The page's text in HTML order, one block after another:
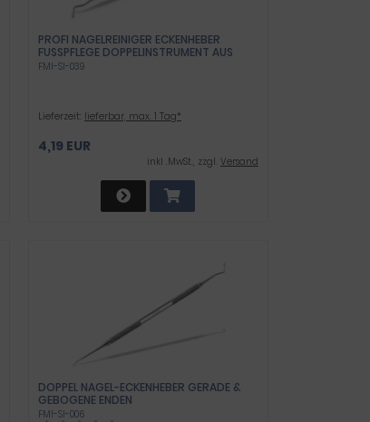
PROFI NAGELREINIGER ECKENHEBER
FUSSPFLEGE DOPPELINSTRUMENT AUS R
OSTFREIEM EDELSTAHL ZUM BEHANDELN V
FMI-SI-039
Lieferzeit: lieferbar, max. 1 Tag*
4,19 EUR
inkl .MwSt., zzgl. Versand
DOPPEL NAGEL-ECKENHEBER GERADE &
GEBOGENE ENDEN
FMI-SI-006